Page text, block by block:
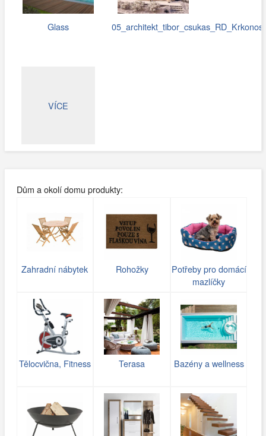
Glass
VÍCE
Dům a okolí domu produkty:
Zahradní nábytek Rohožky
Potřeby pro domácí
mazlíčky
Tělocvična, Fitness Terasa Bazény a wellness